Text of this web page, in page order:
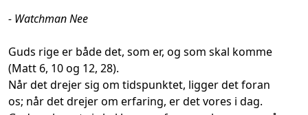
- Watchman Nee
Guds rige er både det, som er, og som skal komme
(Matt 6, 10 og 12, 28).
Når det drejer sig om tidspunktet, ligger det foran
os; når det drejer om erfaring, er det vores i dag.